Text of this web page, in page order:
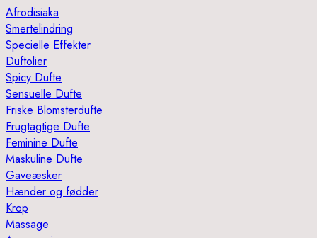
Afrodisiaka
Smertelindring
Specielle Effekter
Duftolier
Spicy Dufte
Sensuelle Dufte
Friske Blomsterdufte
Frugtagtige Dufte
Feminine Dufte
Maskuline Dufte
Gaveæsker
Hænder og fødder
Krop
Massage